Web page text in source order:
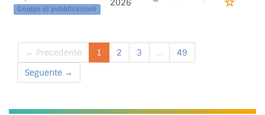
Gruppo di pubblicazioni
2026
← Precedente 1 2 3 ...
49
Seguente →